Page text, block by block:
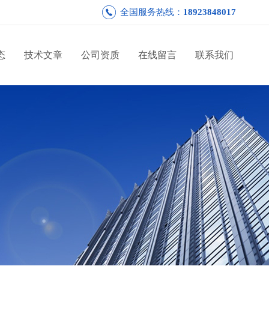
全国服务热线： 18923848017
技术文章 公司资质 在线留言 联系我们